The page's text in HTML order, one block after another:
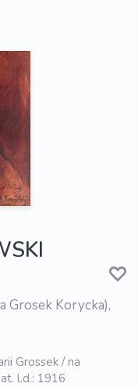
Grosek Korycka),
Grossek / na
l.d.: 1916